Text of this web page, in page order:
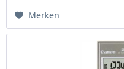
Merken